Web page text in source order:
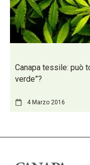
Canapa tessile: può
verde”?
4 Marzo 2016